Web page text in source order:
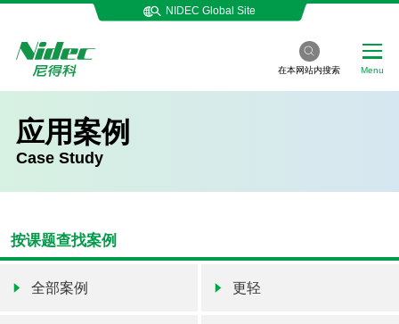
NIDEC Global Site
在本网站内搜索 Menu
应用案例
Case Study
按课题查找案例
全部案例 更轻